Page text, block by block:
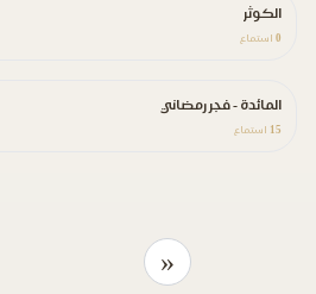
الكوثر
0 استماع
المائدة - فجر رمضاني
15 استماع
«